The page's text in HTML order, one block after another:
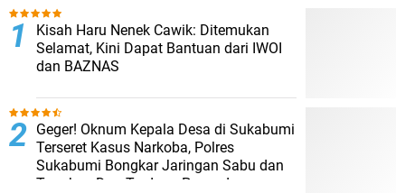
Kisah Haru Nenek Cawik: Ditemukan
Selamat, Kini Dapat Bantuan dari IWOI
dan BAZNAS
Geger! Oknum Kepala Desa di Sukabumi
Terseret Kasus Narkoba, Polres
Sukabumi Bongkar Jaringan Sabu dan
Tangkap Dua Terduga Pengedar